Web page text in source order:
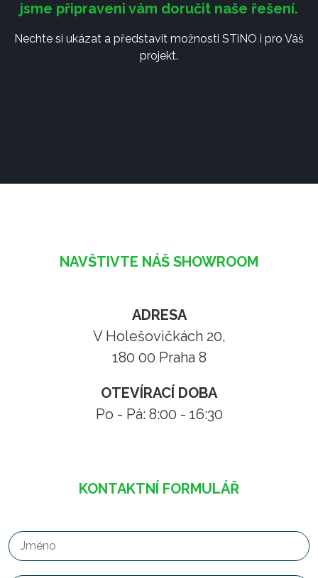
jsme připraveni vám doručit naše řešení.
Nechte si ukázat a představit možnosti STiNO i pro Váš
projekt.
NAVŠTIVTE NÁŠ SHOWROOM
ADRESA
V Holešovičkách 20,
180 00 Praha 8
OTEVÍRACÍ DOBA
Po - Pá: 8:00 - 16:30
KONTAKTNÍ FORMULÁŘ